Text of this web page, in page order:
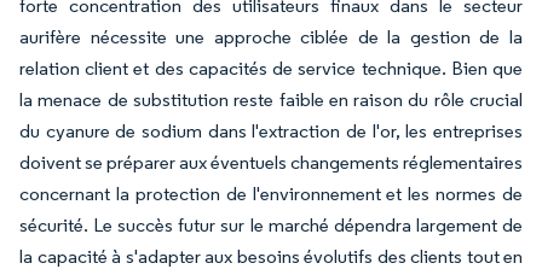
forte concentration des utilisateurs finaux dans le secteur
aurifère nécessite une approche ciblée de la gestion de la
relation client et des capacités de service technique. Bien que
la menace de substitution reste faible en raison du rôle crucial
du cyanure de sodium dans l'extraction de l'or, les entreprises
doivent se préparer aux éventuels changements réglementaires
concernant la protection de l'environnement et les normes de
sécurité. Le succès futur sur le marché dépendra largement de
la capacité à s'adapter aux besoins évolutifs des clients tout en